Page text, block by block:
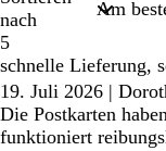
nach
5
schnelle Lieferung,
19. Juli 2026 |
Die Postkarten
funktioniert